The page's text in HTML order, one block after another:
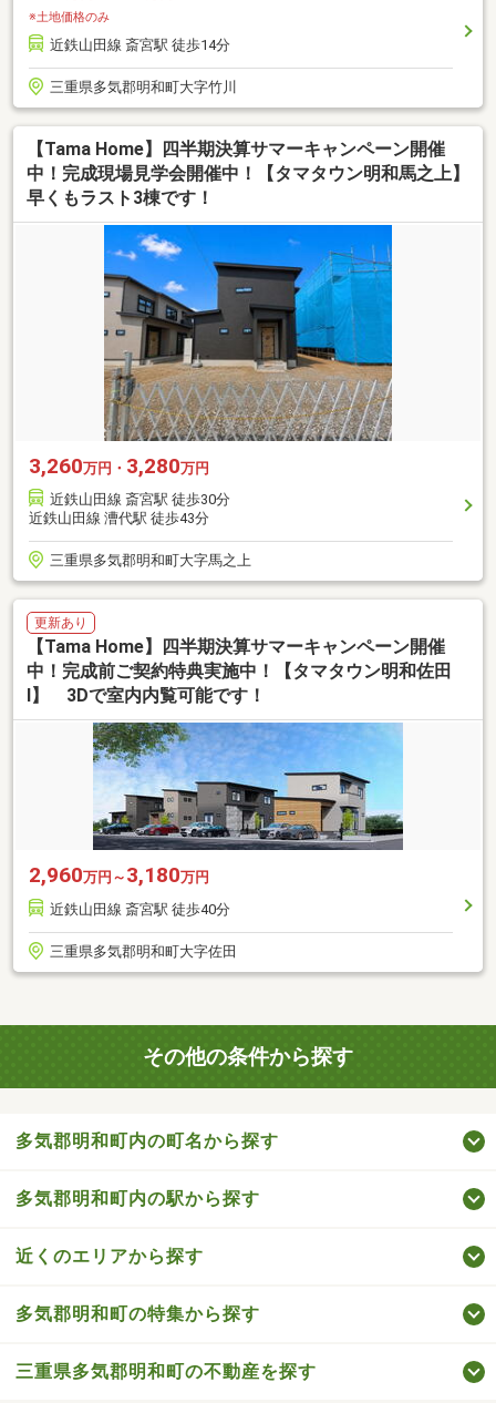
※土地価格のみ
近鉄山田線 斎宮駅 徒歩14分
三重県多気郡明和町大字竹川
【Tama Home】四半期決算サマーキャンペーン開催
中！完成現場見学会開催中！【タマタウン明和馬之上】
早くもラスト3棟です！
3,260万円・ 3,280万円
近鉄山田線 斎宮駅 徒歩30分
近鉄山田線 漕代駅 徒歩43分
三重県多気郡明和町大字馬之上
更新あり
【Tama Home】四半期決算サマーキャンペーン開催
中！完成前ご契約特典実施中！【タマタウン明和佐田
Ⅰ】 3Dで室内内覧可能です！
2,960万円～ 3,180万円
近鉄山田線 斎宮駅 徒歩40分
三重県多気郡明和町大字佐田
その他の条件から探す
多気郡明和町内の町名から探す
多気郡明和町内の駅から探す
近くのエリアから探す
多気郡明和町の特集から探す
三重県多気郡明和町の不動産を探す